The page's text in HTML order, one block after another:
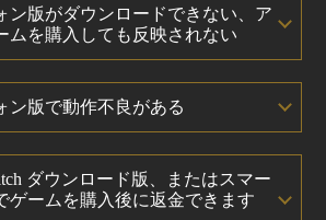
ン版がダウンロードできない、ア
ムを購入しても反映されない
ン版で動作不良がある
ダウンロード版、またはスマー
ゲームを購入後に返金できます